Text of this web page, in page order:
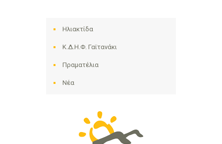
Ηλιακτίδα
Κ.Δ.Η.Φ. Γαϊτανάκι
Πραματέλια
Νέα